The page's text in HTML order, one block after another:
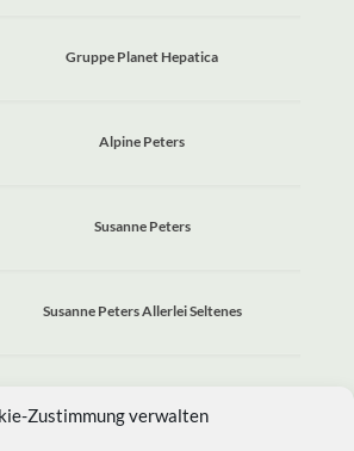
Zustimmung verwalten
Gruppe Planet Hepatica
Alpine Peters
Susanne Peters
Susanne Peters Allerlei Seltenes